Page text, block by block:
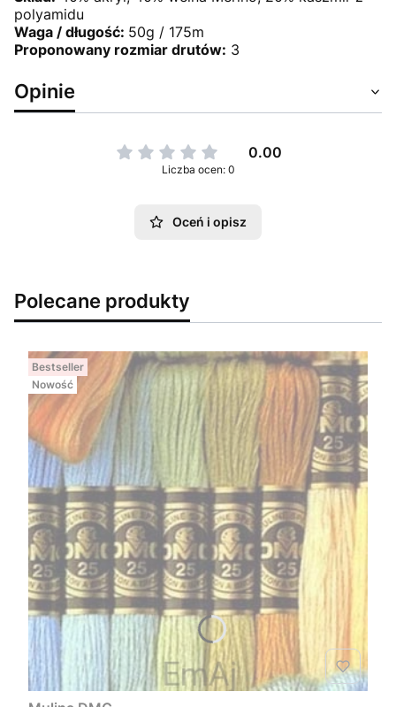
polyamidu
Waga / długość: 50g / 175m
Proponowany rozmiar drutów: 3
Opinie
0.00
Liczba ocen: 0
Oceń i opisz
Polecane produkty
Bestseller
Nowość